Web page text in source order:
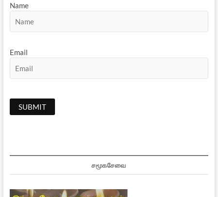
Name
Email
சமூகசேவை